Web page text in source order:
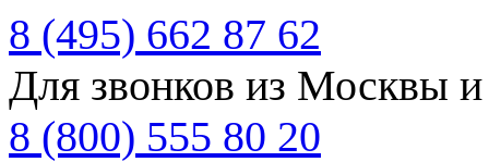
8 (495) 662 87 62
Для звонков из Москвы
8 (800) 555 80 20